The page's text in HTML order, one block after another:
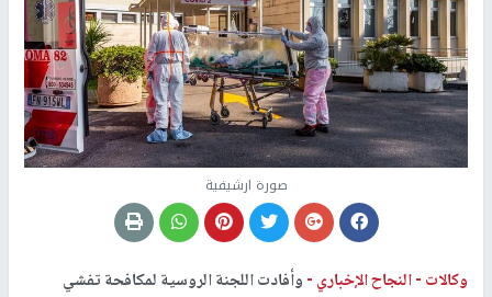
صورة ارشيفية
وكالات -النجاح الإخباري -وأفادت اللجنة الروسية لمكافحة تفشي